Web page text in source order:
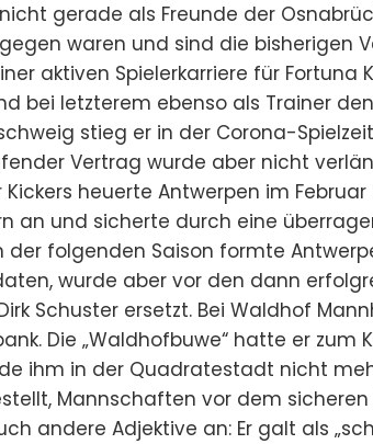
gerade als Freunde der
waren und sind die bisherigen
aktiven Spielerkarriere für Fortuna
bei letzterem ebenso als Trainer
stieg er in der Corona-
Vertrag wurde aber nicht
Kickers heuerte Antwerpen im
an und sicherte durch eine
der folgenden Saison formte
wurde aber vor den dann
Schuster ersetzt. Bei Waldhof
Die „Waldhofbuwe“ hatte er
ihm in der Quadratestadt nicht
Mannschaften vor dem
andere Adjektive an: Er galt als